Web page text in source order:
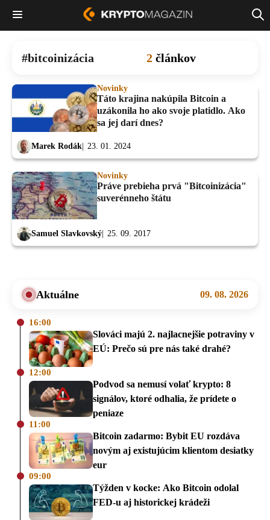
bitcoinizácia 2 článkov
Novinky
Táto krajina nakúpila Bitcoin a
uzákonila ho ako svoje platidlo. Ako
sa jej darí dnes?
Marek Rodák 23. 01. 2024
Novinky
Práve prebieha prvá "Bitcoinizácia"
suverénneho štátu
Samuel Slavkovský 25. 09. 2017
Aktuálne 09. 08. 2026
16:00
Slováci majú 2. najlacnejšie potraviny v
EÚ: Prečo sú pre nás také drahé?
12:00
Podvod sa nemusí volať krypto: 8
signálov, ktoré odhalia, že prídete o
peniaze
11:00
Bitcoin zadarmo: Bybit EU rozdáva
novým aj existujúcim klientom desiatky
eur
09:00
Týžden v kocke: Ako Bitcoin odolal
FED-u aj historickej krádeži